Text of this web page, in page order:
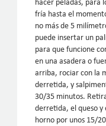
hacer peladas, para
fría hasta el
no más de 5
puede insertar un
para que funcione
en una asadera o
arriba, rociar con la
derretida, y
30/35 minutos.
derretida, el queso y
horno por unos 15/